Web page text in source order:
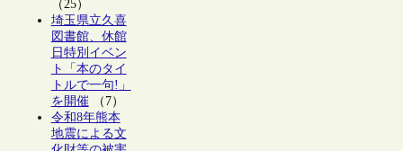
（25）
埼玉県立久喜
図書館、休館
日特別イベン
ト「本のタイ
トルで一句!」
を開催（7）
令和8年熊本
地震による文